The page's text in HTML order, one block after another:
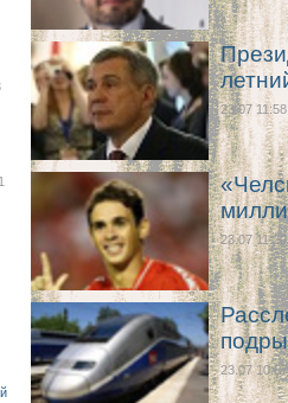
23.07 11:58
23.07 11:20
23.07 10:57